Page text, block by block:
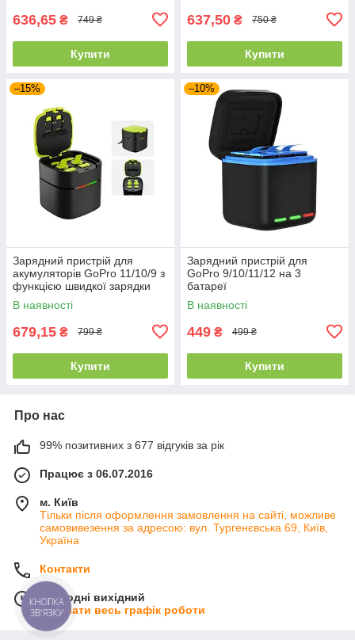
636,65 ₴ 749 ₴
Купити
637,50 ₴ 750 ₴
Купити
–15%
Зарядний пристрій для
акумуляторів GoPro 11/10/9 з
функцією швидкої зарядки
Telesin
В наявності
679,15 ₴ 799 ₴
Купити
–10%
Зарядний пристрій для
GoPro 9/10/11/12 на 3
батареї
В наявності
449 ₴ 499 ₴
Купити
Про нас
99% позитивних з 677 відгуків за рік
Працює з 06.07.2016
м. Київ
Тільки після оформлення замовлення на сайті, можливе
самовивезення за адресою: вул. Тургенєвська 69, Київ,
Україна
Контакти
Сьогодні вихідний
Показати весь графік роботи
КНОПКА
ЗВ'ЯЗКУ